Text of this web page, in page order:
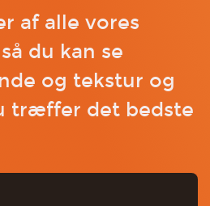
af alle vores
du kan se
og tekstur og
træffer det bedste